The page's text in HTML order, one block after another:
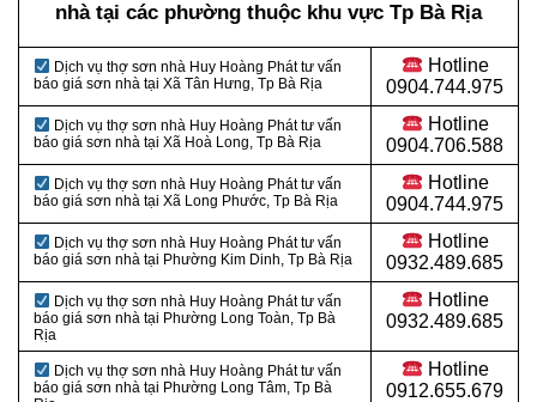
nhà tại các phường thuộc khu vực Tp Bà Rịa
Dịch vụ thợ sơn nhà Huy Hoàng Phát tư vấn
báo giá sơn nhà tại Xã Tân Hưng, Tp Bà Rịa
Hotline
0904.744.975
Dịch vụ thợ sơn nhà Huy Hoàng Phát tư vấn
báo giá sơn nhà tại Xã Hoà Long, Tp Bà Rịa
Hotline
0904.706.588
Dịch vụ thợ sơn nhà Huy Hoàng Phát tư vấn
báo giá sơn nhà tại Xã Long Phước, Tp Bà Rịa
Hotline
0904.744.975
Dịch vụ thợ sơn nhà Huy Hoàng Phát tư vấn
báo giá sơn nhà tại Phường Kim Dinh, Tp Bà Rịa
Hotline
0932.489.685
Dịch vụ thợ sơn nhà Huy Hoàng Phát tư vấn
báo giá sơn nhà tại Phường Long Toàn, Tp Bà
Rịa
Hotline
0932.489.685
Dịch vụ thợ sơn nhà Huy Hoàng Phát tư vấn
báo giá sơn nhà tại Phường Long Tâm, Tp Bà
Hotline
0912.655.679